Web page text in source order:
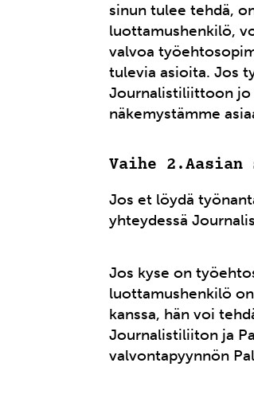
sinun tulee tehdä,
luottamushenkilö,
valvoa
tulevia asioita. Jos
Journalistiliittoon jo
näkemystämme
Vaihe
Jos et löydä
yhteydessä
Jos kyse on
luottamushenkilö
kanssa, hän voi
Journalistiliiton ja
valvontapyynnön